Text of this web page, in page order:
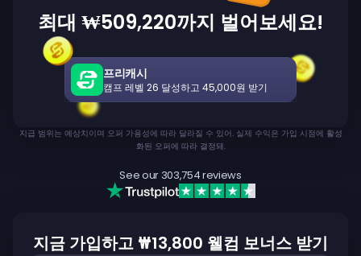
최대 ₩509,220까지 벌어보세요!
프리캐시
캠프 레벨 26 달성하고 45,000원 받기
지급 범위는 예상치이며 오퍼 가용성에 따라 달라질 수 있어. 실제 수익은 가입 시점에 활성
화된 오퍼에 따라 결정돼.
See our 303,754reviews
지금 가입하고 ₩13,800 웰컴 보너스 받기